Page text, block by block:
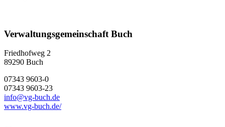
Verwaltungsgemeinschaft Buch
Friedhofweg 2
89290 Buch
07343 9603-0
07343 9603-23
info@vg-buch.de
www.vg-buch.de/